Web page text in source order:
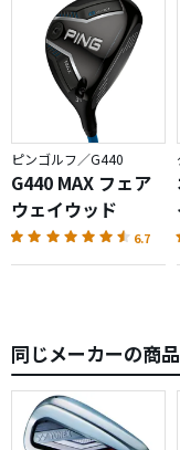
ピンゴルフ／G440
G440 MAX フェア
ウェイウッド
6.7
同じメーカーの商品